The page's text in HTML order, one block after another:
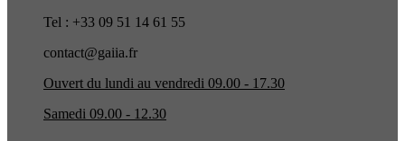
Tel : +33 09 51 14 61 55
contact@gaiia.fr
Ouvert du lundi au vendredi 09.00 - 17.30
Samedi 09.00 - 12.30